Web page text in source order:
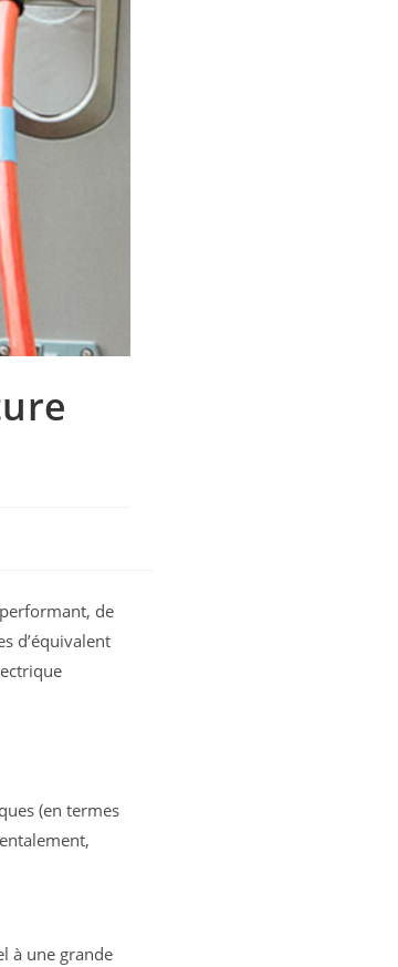
de
d’équivalent
(en termes
à une grande